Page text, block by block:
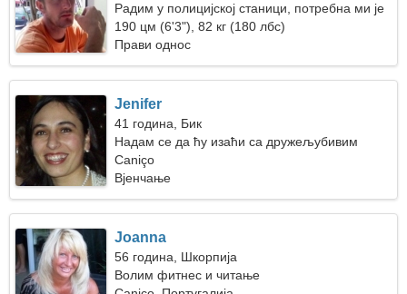
Радим у полицијској станици, потребна ми је
искрена жена
190 цм (6'3"), 82 кг (180 лбс)
Прави однос
Jenifer
41 година, Бик
Надам се да ћу изаћи са дружељубивим
мушкарцем
Caniço
Вјенчање
Joanna
56 година, Шкорпија
Волим фитнес и читање